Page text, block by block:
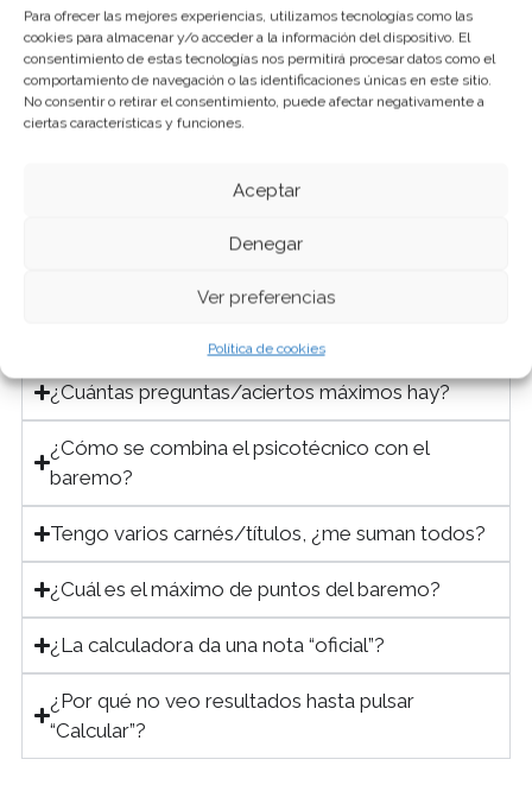
Para ofrecer las mejores experiencias, utilizamos tecnologías como las
cookies para almacenar y/o acceder a la información del dispositivo. El
consentimiento de estas tecnologías nos permitirá procesar datos como el
comportamiento de navegación o las identificaciones únicas en este sitio.
No consentir o retirar el consentimiento, puede afectar negativamente a
ciertas características y funciones.
Aceptar
Denegar
Ver preferencias
Política de cookies
Preguntas Frecuentes sobre
Calcular Notas de Examen Tipo
Test
No. En Tropa y Marinería, los fallos
, así que no te bajan la nota: lo que
¿Cuántas preguntas/aciertos máximos hay?
¿Cómo se combina el psicotécnico con el
baremo?
Tengo varios carnés/títulos, ¿me suman todos?
¿Cuál es el máximo de puntos del baremo?
¿La calculadora da una nota “oficial”?
¿Por qué no veo resultados hasta pulsar
“Calcular”?